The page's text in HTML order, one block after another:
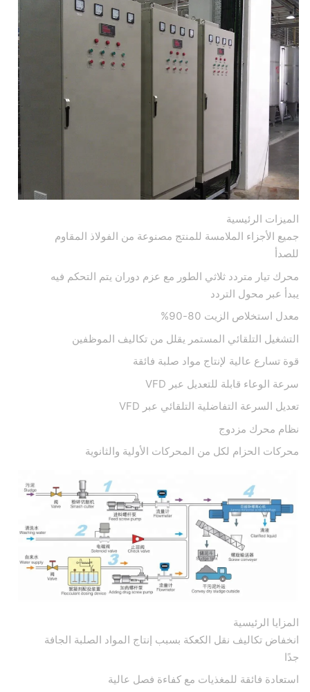
الميزات الرئيسية
جميع الأجزاء الملامسة للمنتج مصنوعة من الفولاذ المقاوم
للصدأ
محرك تيار متردد ثلاثي الطور مع عزم دوران يتم التحكم فيه
يبدأ عبر محول التردد
معدل استخلاص الزيت 80-90%
التشغيل التلقائي المستمر يقلل من تكاليف الموظفين
قوة تسارع عالية لإنتاج مواد صلبة فائقة
سرعة الوعاء قابلة للتعديل عبر VFD
تعديل السرعة التفاضلية التلقائي عبر VFD
نظام محرك مزدوج
محركات الحزام لكل من المحركات الأولية والثانوية
المزايا الرئيسية
انخفاض تكاليف نقل الكعكة بسبب إنتاج المواد الصلبة الجافة
جدًا
استعادة فائقة للمغذيات مع كفاءة فصل عالية